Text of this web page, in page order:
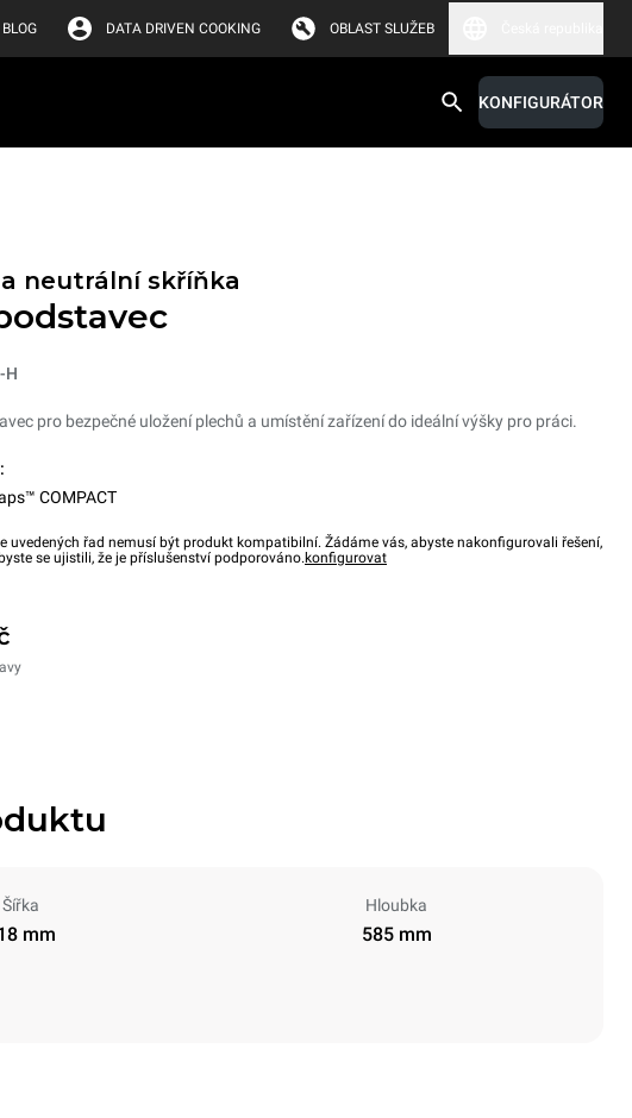
BLOG DATA DRIVEN COOKING OBLAST SLUŽEB
KONFIGURÁTOR
neutrální skříňka
H
pro bezpečné uložení plechů a umístění zařízení do ideální výšky pro práci.
COMPACT
uvedených řad nemusí být produkt kompatibilní. Žádáme vás, abyste nakonfigurovali řešení,
se ujistili, že je příslušenství podporováno. konfigurovat
Šířka
mm
Hloubka
585 mm